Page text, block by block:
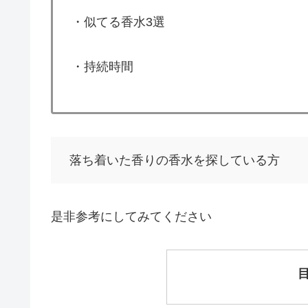
・似てる香水3選
・持続時間
落ち着いた香りの香水を探している方
是非参考にしてみてください